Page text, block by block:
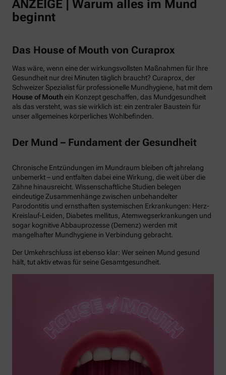
ANZEIGE | Warum alles im Mund
beginnt
Das House of Mouth von Curaprox
Was wäre, wenn eine der wirkungsvollsten Maßnahmen für Ihre
Gesundheit nur drei Minuten täglich braucht? Curaprox, der
Schweizer Spezialist für professionelle Mundhygiene, hat mit dem
House of Mouthein Konzept geschaffen, das Mundgesundheit
als das versteht, was sie wirklich ist: ein zentraler Baustein für
unser allgemeines körperliches Wohlbefinden.
Der Mund – Fundament der Gesundheit
Chronische Entzündungen im Mundraum bleiben oft jahrelang
unbemerkt – und entfalten dabei eine Wirkung, die weit über die
Zähne hinausreicht. Wissenschaftliche Studien belegen
eindeutige Zusammenhänge zwischen unbehandelter
Parodontitis und ernsthaften systemischen Erkrankungen: Herz-
Kreislauf-Leiden, Diabetes mellitus, Atemwegserkrankungen und
sogar kognitive Abbauprozesse (Demenz) werden mit
mangelhafter Mundhygiene in Verbindung gebracht.
Der Umkehrschluss ist ebenso klar: Wer seinen Mund gesund
hält, tut aktiv etwas für seine Gesamtgesundheit.